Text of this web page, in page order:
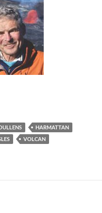
« Volcans » à venir
HARMATTAN
VOLCAN